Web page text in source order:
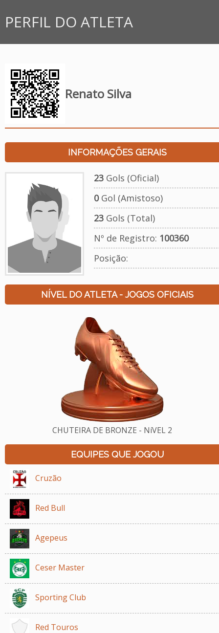
PERFIL DO ATLETA
Renato Silva
INFORMAÇÕES GERAIS
23Gols (Oficial)
0Gol (Amistoso)
23Gols (Total)
Nº de Registro: 100360
Posição:
NÍVEL DO ATLETA - JOGOS OFICIAIS
CHUTEIRA DE BRONZE - NíVEL 2
EQUIPES QUE JOGOU
Cruzão
Red Bull
Agepeus
Ceser Master
Sporting Club
Red Touros